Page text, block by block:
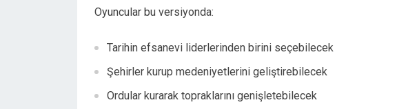
Oyuncular bu versiyonda:
Tarihin efsanevi liderlerinden birini seçebilecek
Şehirler kurup medeniyetlerini geliştirebilecek
Ordular kurarak topraklarını genişletebilecek